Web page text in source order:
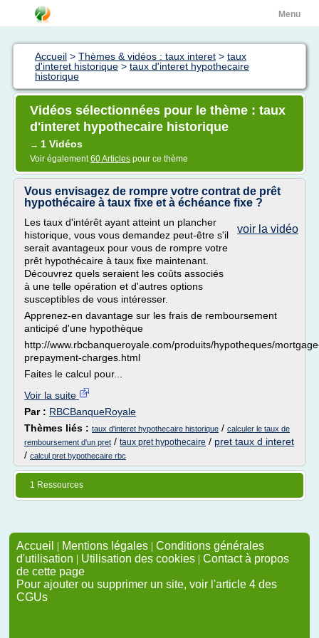
Menu
Accueil > Thèmes & vidéos : taux interet > taux
d'interet historique > taux d'interet hypothecaire
historique
Vidéos sélectionnées pour le thème : taux
d'interet hypothecaire historique
→ 1 Vidéos
Voir également60 Articles pour ce thème
Vous envisagez de rompre votre contrat de prêt
hypothécaire à taux fixe et à échéance fixe ?
voir la vidéo
Les taux d'intérêt ayant atteint un plancher
historique, vous vous demandez peut-être s'il
serait avantageux pour vous de rompre votre
prêt hypothécaire à taux fixe maintenant.
Découvrez quels seraient les coûts associés
à une telle opération et d'autres options
susceptibles de vous intéresser.
Apprenez-en davantage sur les frais de remboursement
anticipé d'une hypothèque
http://www.rbcbanqueroyale.com/produits/hypotheques/
prepayment-charges.html
Faites le calcul pour...
Voir la suite
Par : RBCBanqueRoyale
Thèmes liés : taux d'interet hypothecaire historique / calculer le taux de
remboursement d'un pret / taux pret hypothecaire / pret taux d interet
/ calcul pret hypothecaire rbc
1 Ressources
Accueil | Mentions légales | Conditions générales
d'utilisation | Utilisation des cookies | Contact à propos
de cette page
Pour ajouter ou supprimer un site, voir l'article 4 des
CGUs